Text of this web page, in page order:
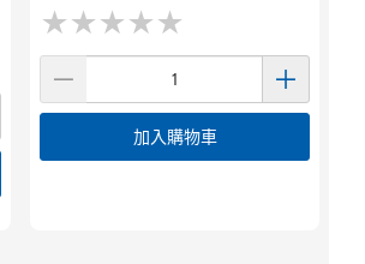
★★★★★
★★★★★
加入購物車